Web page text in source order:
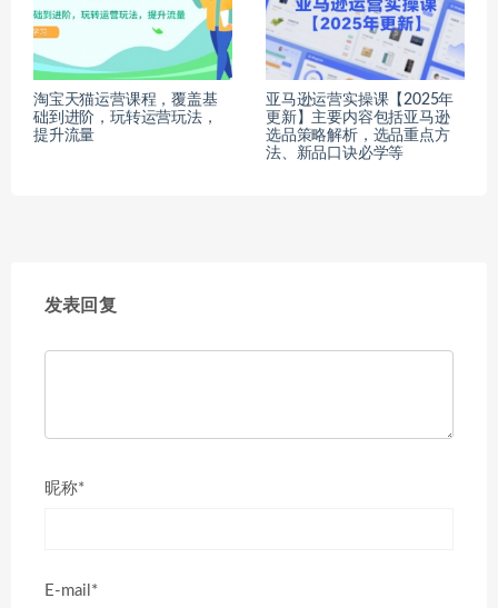
淘宝天猫运营课程，覆盖基
础到进阶，玩转运营玩法，
提升流量
亚马逊运营实操课【2025年
更新】主要内容包括亚马逊
选品策略解析，选品重点方
法、新品口诀必学等
发表回复
昵称*
E-mail*